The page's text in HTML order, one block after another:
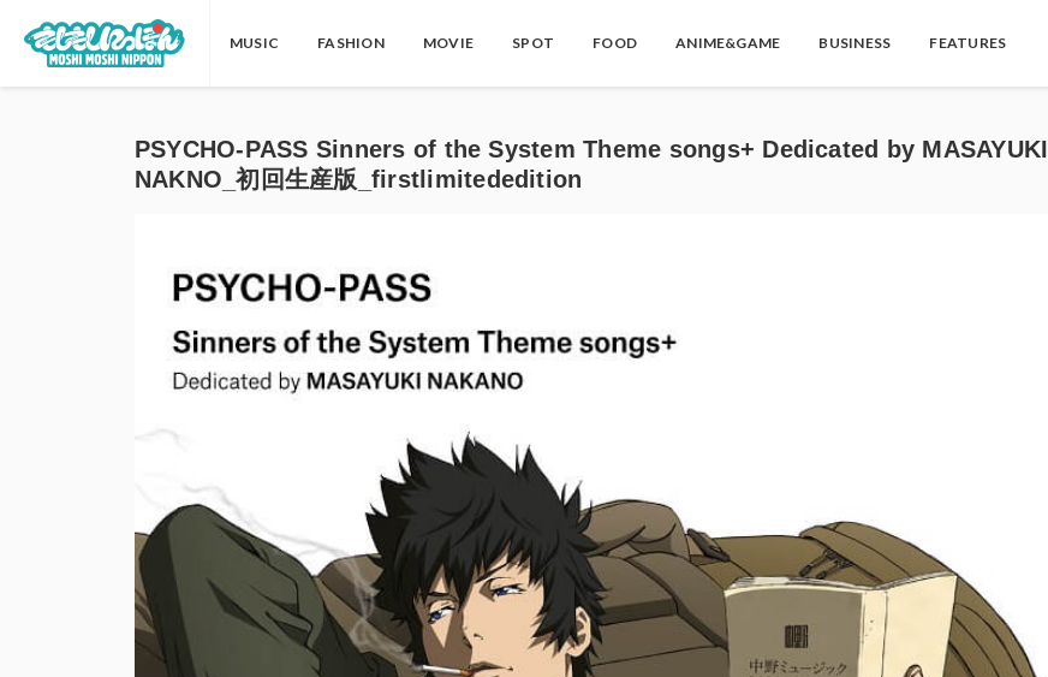
MUSIC FASHION MOVIE SPOT FOOD ANIME&GAME BUSINESS FEATURES
PSYCHO-PASS Sinners of the System Theme songs+ Dedicated by MASAYUKI
NAKNO_初回生産版_firstlimitededition